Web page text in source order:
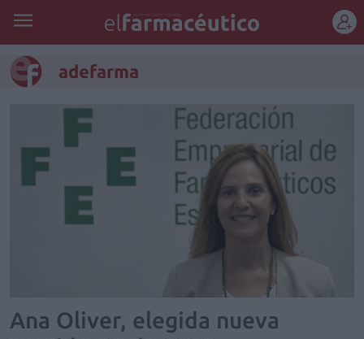
adefarma
Ana Oliver, elegida nueva